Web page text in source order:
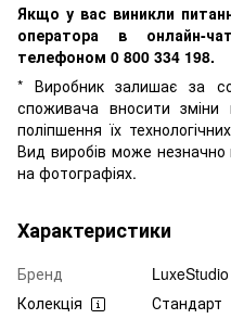
Якщо у вас виникли
оператора в онлайн-
телефоном 0 800 334 198.
* Виробник залишає за
споживача вносити зміни
поліпшення їх
Вид виробів може незначно
на фотографіях.
Характеристики
Бренд
LuxeStudio
Колекція
Стандарт